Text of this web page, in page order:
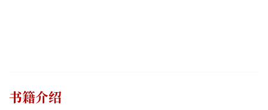
书籍介绍